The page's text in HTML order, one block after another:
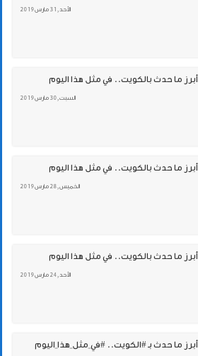
الأحد , 31 مارس 2019
أبرز ما حدث بالكويت.. في مثل هذا اليوم
السبت , 30 مارس 2019
أبرز ما حدث بالكويت.. في مثل هذا اليوم
الخميس , 28 مارس 2019
أبرز ما حدث بالكويت.. في مثل هذا اليوم
الأحد , 24 مارس 2019
أبرز ما حدث بـ #الكويت.. #في_مثل_هذا_اليوم